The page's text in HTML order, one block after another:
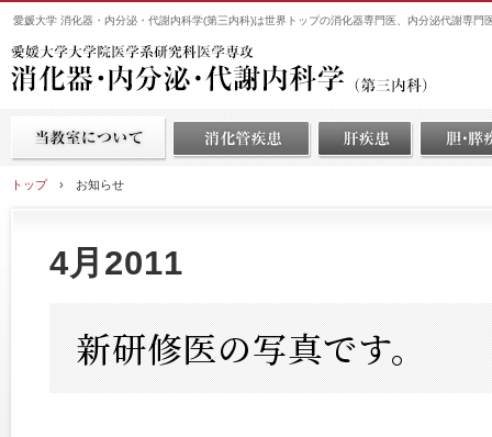
愛媛大学 消化器・内分泌・代謝内科学(第三内科)は世界トップの消化器専門医、内分泌代謝専門
トップ› お知らせ
4月2011
新研修医の写真です。